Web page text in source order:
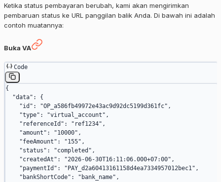
Ketika status pembayaran berubah, kami akan mengirimkan
pembaruan status ke URL panggilan balik Anda. Di bawah ini adalah
contoh muatannya:
Buka VA
Code
{
  "data"
: {
    "id"
: "OP_a586fb49972e43ac9d92dc5199d361fc" ,
    "type"
: "virtual_account" ,
    "referenceId"
: "ref1234" ,
    "amount"
: "10000" ,
    "feeAmount"
: "155" ,
    "status"
: "completed" ,
    "createdAt"
: "2026-06-30T16:11:06.000+07:00" ,
    "paymentId"
: "PAY_d2a60413161158d4ea7334957012bec1" ,
    "bankShortCode"
: "bank_name" ,